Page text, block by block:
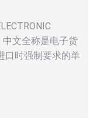
中文全称是电子货
口时强制要求的单